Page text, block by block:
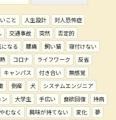
こと 人生設計
対人恐怖症
交通事故 突然
否定的
なる 腰痛 飼い猫
寝付けない
コロナ ライフワーク
反省
キャンパス 付き合い
無感覚
倒産 犬
システムエンジニア
大学生 手広い 食欲回復
持病
やむなく 興味が持てない 変化
夢